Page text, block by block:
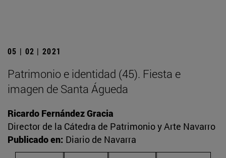
05 | 02 | 2021
Patrimonio e identidad (45). Fiesta e
imagen de Santa Águeda
Ricardo Fernández Gracia
Director de la Cátedra de Patrimonio y Arte Navarro
Publicado en: Diario de Navarra